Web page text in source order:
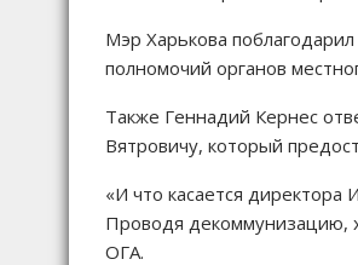
Мэр Харькова
полномочий органов
Также Геннадий Кернес
Вятровичу, который
«И что касается
Проводя декоммунизацию,
ОГА.